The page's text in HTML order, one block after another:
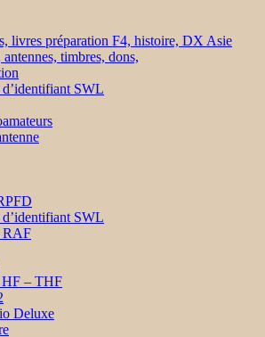
livres préparation F4, histoire, DX Asie
timbres, dons,
SWL
SWL
RAF
– THF
Deluxe